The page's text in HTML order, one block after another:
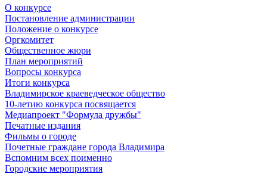
О конкурсе
Постановление администрации
Положение о конкурсе
Оргкомитет
Общественное жюри
План мероприятий
Вопросы конкурса
Итоги конкурса
Владимирское краеведческое общество
10-летию конкурса посвящается
Медиапроект "Формула дружбы"
Печатные издания
Фильмы о городе
Почетные граждане города Владимира
Вспомним всех поименно
Городские мероприятия